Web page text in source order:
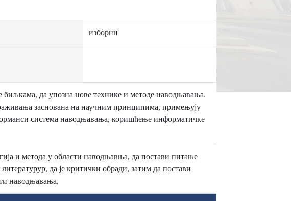
изборни
да упозна нове технике и методе наводњавања.
заснована на научним принципима, примењују
система наводњавања, коришћење информатичке
и метода у области наводњавња, да постави питање
да је критички обради, затим да постави
наводњавања.